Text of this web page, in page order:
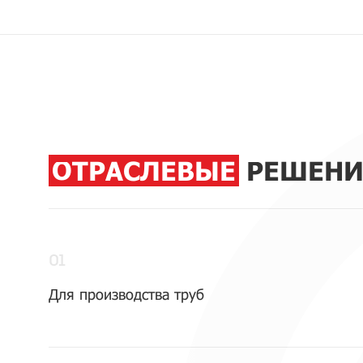
ОТРАСЛЕВЫЕ
01
Для производства труб